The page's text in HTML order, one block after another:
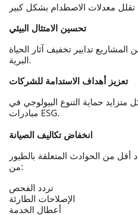
تحسين الامتثال البيئي
المشاريع تدابير تخفيف آثار الحياة
البرية.
تعزيز أهداف الاستدامة للشركات
حماية التنوع البيولوجي في
مبادرات ESG.
انخفاض تكاليف الصيانة
من الحوادث المتعلقة بالطيور
من:
تردد الفحص
الإصلاحات الطارئة
أعطال الخدمة